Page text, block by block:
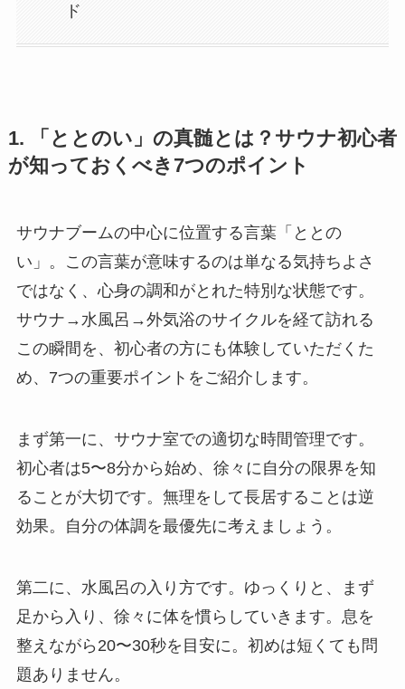
ド
1. 「ととのい」の真髄とは？サウナ初心者
が知っておくべき7つのポイント
サウナブームの中心に位置する言葉「ととの
い」。この言葉が意味するのは単なる気持ちよさ
ではなく、心身の調和がとれた特別な状態です。
サウナ→水風呂→外気浴のサイクルを経て訪れる
この瞬間を、初心者の方にも体験していただくた
め、7つの重要ポイントをご紹介します。
まず第一に、サウナ室での適切な時間管理です。
初心者は5〜8分から始め、徐々に自分の限界を知
ることが大切です。無理をして長居することは逆
効果。自分の体調を最優先に考えましょう。
第二に、水風呂の入り方です。ゆっくりと、まず
足から入り、徐々に体を慣らしていきます。息を
整えながら20〜30秒を目安に。初めは短くても問
題ありません。